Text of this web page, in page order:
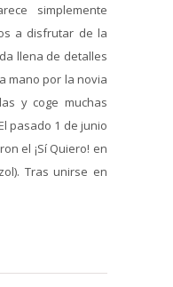
simplemente
a disfrutar de la
llena de detalles
mano por la novia
y coge muchas
pasado 1 de junio
el ¡Sí Quiero! en
Tras unirse en